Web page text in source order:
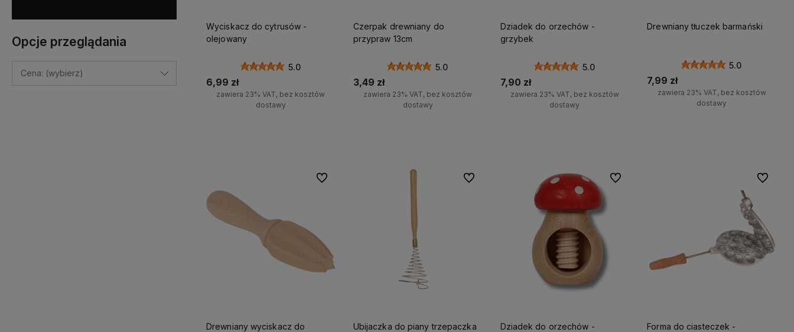
Opcje przeglądania
Cena: (wybierz)
Wyciskacz do cytrusów -
olejowany
5.0
6,99 zł
zawiera 23% VAT, bez kosztów
dostawy
Czerpak drewniany do
przypraw 13cm
5.0
3,49 zł
zawiera 23% VAT, bez kosztów
dostawy
Dziadek do orzechów -
grzybek
5.0
7,90 zł
zawiera 23% VAT, bez kosztów
dostawy
Drewniany tłuczek barmański
5.0
7,99 zł
zawiera 23% VAT, bez kosztów
dostawy
Drewniany wyciskacz do
Do ulubionych
Ubijaczka do piany trzepaczka
Do ulubionych
Dziadek do orzechów -
Do ulubionych
Forma do ciasteczek -
Do